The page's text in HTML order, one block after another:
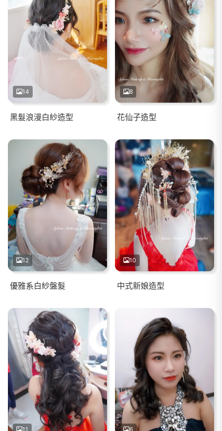
14
黑髮浪漫白紗造型
8
花仙子造型
12
優雅系白紗盤髮
10
中式新娘造型
11 6